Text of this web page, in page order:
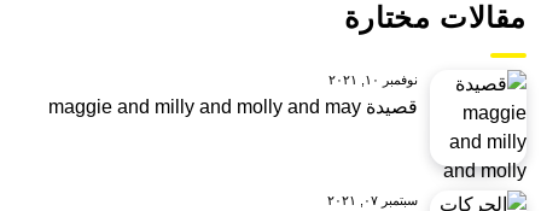
مقالات مختارة
نوفمبر ١٠, ٢٠٢١
قصيدة maggie and milly and molly and may
سبتمبر ٠٧, ٢٠٢١